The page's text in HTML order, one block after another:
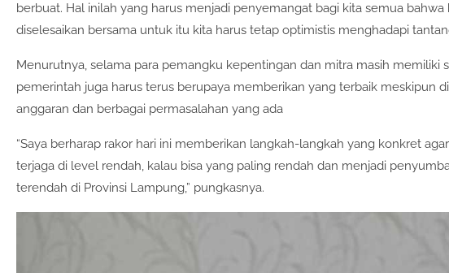
berbuat. Hal inilah yang harus menjadi penyemangat bagi kita semua
diselesaikan bersama untuk itu kita harus tetap optimistis menghadapi
Menurutnya, selama para pemangku kepentingan dan mitra masih memiliki
pemerintah juga harus terus berupaya memberikan yang terbaik meskipun
anggaran dan berbagai permasalahan yang ada
“Saya berharap rakor hari ini memberikan langkah-langkah yang konkret
terjaga di level rendah, kalau bisa yang paling rendah dan menjadi
terendah di Provinsi Lampung,” pungkasnya.